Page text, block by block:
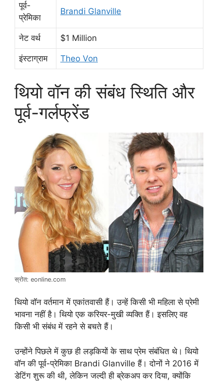
पूर्व-
प्रेमिका
Brandi Glanville
नेट वर्थ $1 Million
इंस्टाग्राम Theo Von
थियो वॉन की संबंध स्थिति और
पूर्व-गर्लफ्रेंड
स्रोत: eonline.com
थियो वॉन वर्तमान में एकांतवासी हैं। उन्हें किसी भी महिला से प्रेमी
भावना नहीं है। थियो एक करियर-मुखी व्यक्ति हैं। इसलिए वह
किसी भी संबंध में रहने से बचते हैं।
उन्होंने पिछले में कुछ ही लड़कियों के साथ प्रेम संबंधित थे। थियो
वॉन की पूर्व-प्रेमिका Brandi Glanville हैं। दोनों ने 2016 में
डेटिंग शुरू की थी, लेकिन जल्दी ही ब्रेकअप कर दिया, क्योंकि